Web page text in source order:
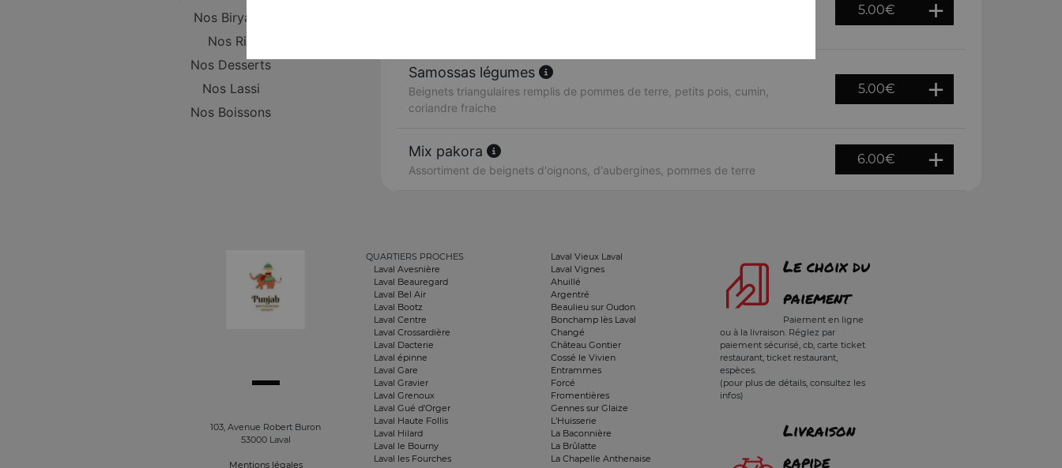
Nos Biryanis
Nos Riz
Nos Desserts
Nos Lassi
Nos Boissons
5.00€
Samossas légumes
Beignets triangulaires remplis de pommes de terre, petits pois, cumin,
coriandre fraiche
5.00€
Mix pakora
Assortiment de beignets d'oignons, d'aubergines, pommes de terre
6.00€
103, Avenue Robert Buron
53000 Laval
Mentions légales
QUARTIERS PROCHES
Laval Avesnière
Laval Beauregard
Laval Bel Air
Laval Bootz
Laval Centre
Laval Crossardière
Laval Dacterie
Laval épinne
Laval Gare
Laval Gravier
Laval Grenoux
Laval Gué d'Orger
Laval Haute Follis
Laval Hilard
Laval le Bourny
Laval les Fourches
Laval Vieux Laval
Laval Vignes
Ahuillé
Argentré
Beaulieu sur Oudon
Bonchamp lès Laval
Changé
Château Gontier
Cossé le Vivien
Entrammes
Forcé
Fromentières
Gennes sur Glaize
L'Huisserie
La Baconnière
La Brûlatte
La Chapelle Anthenaise
Le choix du
paiement
Paiement en ligne
ou à la livraison. Réglez par
paiement sécurisé, cb, carte ticket
restaurant, ticket restaurant,
espèces.
(pour plus de détails, consultez les
infos)
Livraison
rapide